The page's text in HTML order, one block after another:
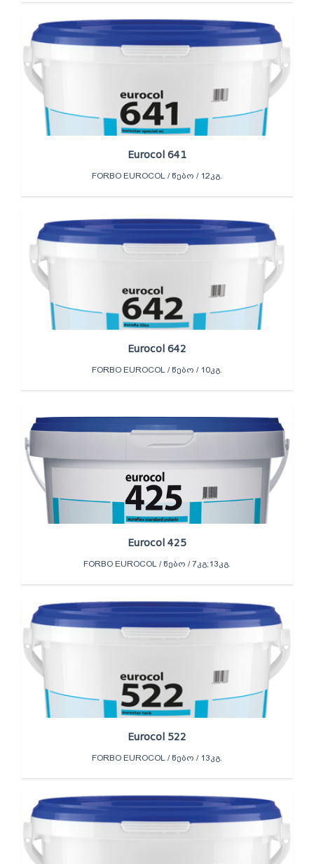
Eurocol 641
FORBO EUROCOL / ᲬᲔᲑᲝ / 12ᲙᲒ.
Eurocol 642
FORBO EUROCOL / ᲬᲔᲑᲝ / 10ᲙᲒ.
Eurocol 425
FORBO EUROCOL / ᲬᲔᲑᲝ / 7ᲙᲒ;13ᲙᲒ.
Eurocol 522
FORBO EUROCOL / ᲬᲔᲑᲝ / 13ᲙᲒ.